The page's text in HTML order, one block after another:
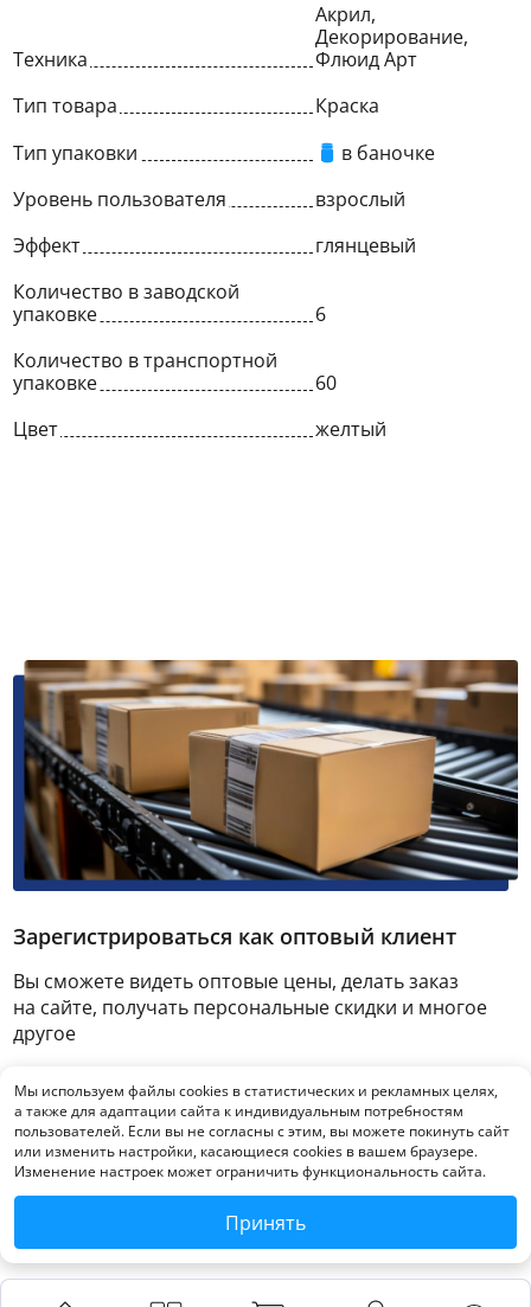
Техника
Акрил,
Декорирование,
Флюид Арт
Тип товара
Краска
Тип упаковки
в баночке
Уровень пользователя
взрослый
Эффект
глянцевый
Количество в заводской
упаковке
6
Количество в транспортной
упаковке
60
Цвет
желтый
Зарегистрироваться как оптовый клиент
Вы сможете видеть оптовые цены, делать заказ
на сайте, получать персональные скидки и многое
другое
Зарегистрироваться
Мы используем файлы cookies в статистических и рекламных целях,
а также для адаптации сайта к индивидуальным потребностям
пользователей. Если вы не согласны с этим, вы можете покинуть сайт
или изменить настройки, касающиеся cookies в вашем браузере.
Изменение настроек может ограничить функциональность сайта.
Принять